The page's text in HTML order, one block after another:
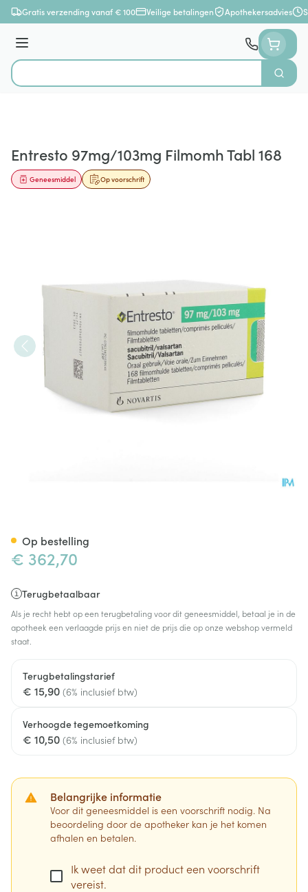
Ga naar de inhoud
Gratis verzending vanaf € 100 Veilige betalingen Apothekersadvies
Menu
Product, merk, categorie...
Zoek
Entresto 97mg/103mg Filmomh Tabl 168
Op voorschrift
Geneesmiddel
€ 362,70
Terugbetaalbaar
Als je recht hebt op een terugbetaling voor dit geneesmiddel, betaal je in de
apotheek een verlaagde prijs en niet de prijs die op onze webshop vermeld
staat.
Terugbetalingstarief
€ 15,90 (6% inclusief btw)
Verhoogde tegemoetkoming
€ 10,50 (6% inclusief btw)
Belangrijke informatie
Voor dit geneesmiddel is een voorschrift nodig. Na
beoordeling door de apotheker kan je het komen
afhalen en betalen.
Ik weet dat dit product een voorschrift
vereist.
Op bestelling